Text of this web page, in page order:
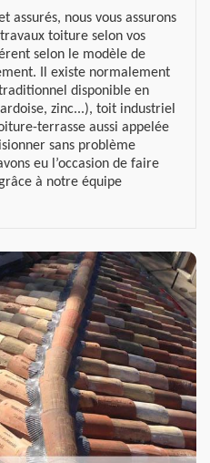
assurés, nous vous assurons
toiture selon vos
selon le modèle de
Il existe normalement
disponible en
zinc...), toit industriel
terrasse aussi appelée
sans problème
eu l’occasion de faire
à notre équipe